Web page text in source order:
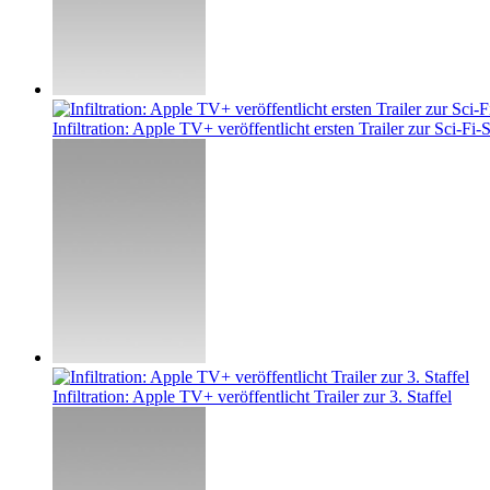
Infiltration: Apple TV+ veröffentlicht ersten Trailer zur Sci-Fi-
Infiltration: Apple TV+ veröffentlicht Trailer zur 3. Staffel